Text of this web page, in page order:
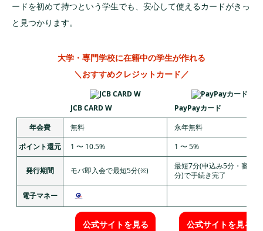
ードを初めて持つという学生でも、安心して使えるカードがきっ
と見つかります。
大学・専門学校に在籍中の学生が作れる
＼おすすめクレジットカード／
JCB CARD W
PayPayカード
年会費
無料
永年無料
ポイント還元
1 〜 10.5% 1 〜 5%
発行期間 モバ即入会で最短5分(※)
最短7分(申込み5分・審査2
分)で手続き完了
電子マネー
公式サイトを見る 公式サイトを見る